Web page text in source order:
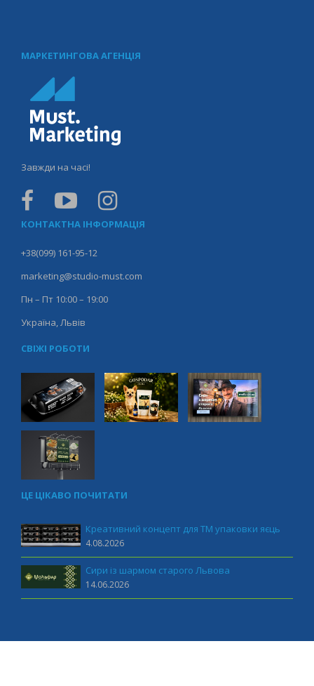
МАРКЕТИНГОВА АГЕНЦІЯ
Завжди на часі!
КОНТАКТНА ІНФОРМАЦІЯ
+38(099) 161-95-12
marketing@studio-must.com
Пн – Пт 10:00 – 19:00
Україна, Львів
СВІЖІ РОБОТИ
ЦЕ ЦІКАВО ПОЧИТАТИ
Креативний концепт для ТМ упаковки яєць
4.08.2026
Сири із шармом старого Львова
14.06.2026